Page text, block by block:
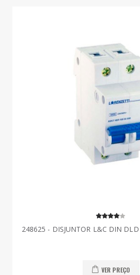
248625 - DISJUNTOR L&C DIN
VER PREÇO